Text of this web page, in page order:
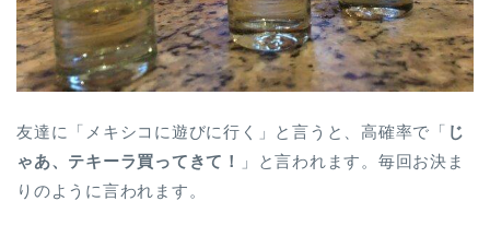
友達に「メキシコに遊びに行く」と言うと、高確率で「 じ
ゃあ、テキーラ買ってきて！
」と言われます。毎回お決ま
りのように言われます。